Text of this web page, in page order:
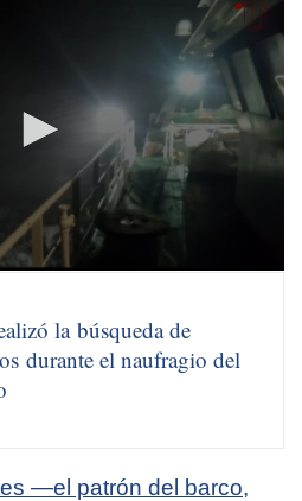
la búsqueda de
durante el naufragio del
—el patrón del barco,